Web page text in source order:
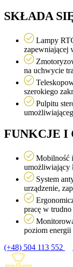
SKŁADA
Lampy
zapewniającej
na uchwycie
szerokiego
Pulpitu
FUNKCJE I
Mobilność
umożliwiający
System
urządzenie,
pracę w
poziom energii
(+48) 504 113 552